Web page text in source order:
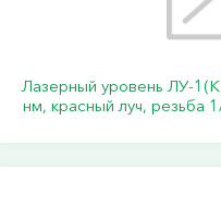
Лазерный уровень ЛУ-
нм, красный луч, резьба